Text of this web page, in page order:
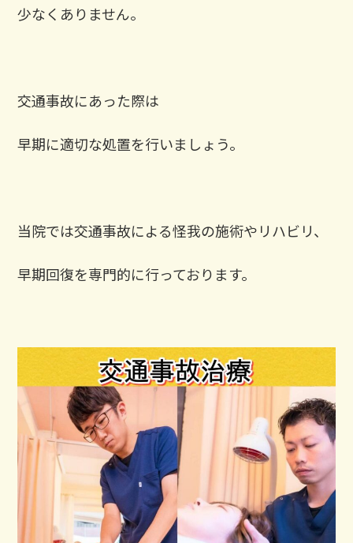
少なくありません。
交通事故にあった際は
早期に適切な処置を行いましょう。
当院では交通事故による怪我の施術やリハビリ、
早期回復を専門的に行っております。